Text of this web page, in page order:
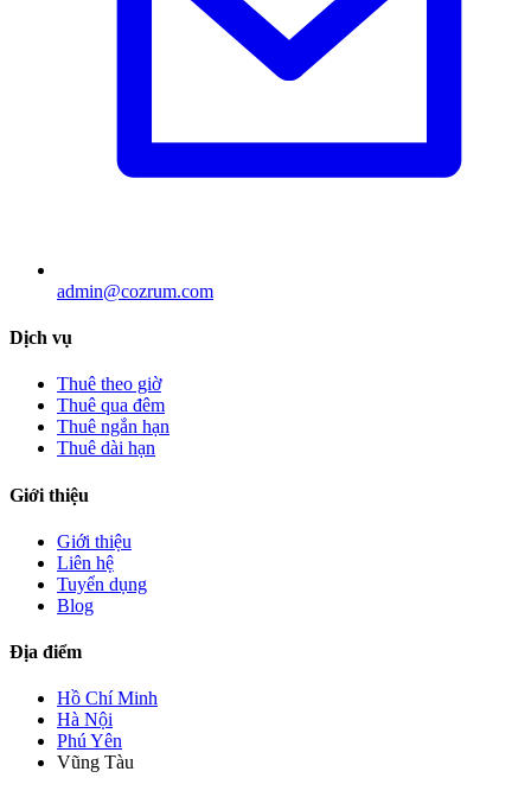
admin@cozrum.com
Dịch vụ
Thuê theo giờ
Thuê qua đêm
Thuê ngắn hạn
Thuê dài hạn
Giới thiệu
Giới thiệu
Liên hệ
Tuyển dụng
Blog
Địa điểm
Hồ Chí Minh
Hà Nội
Phú Yên
Vũng Tàu